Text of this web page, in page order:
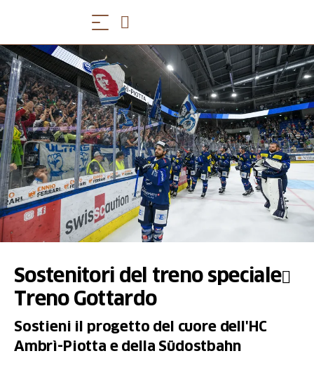
Sostenitori del treno speciale
Treno Gottardo
Sostieni il progetto del cuore dell'HC
Ambrì-Piotta e della Südostbahn